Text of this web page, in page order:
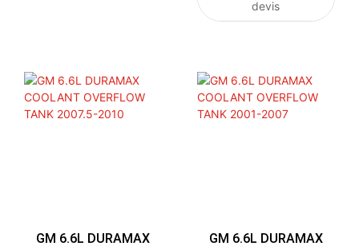
devis
GM 6.6L DURAMAX
GM 6.6L DURAMAX